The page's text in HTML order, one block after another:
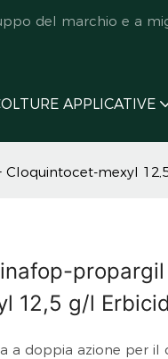
del marchio e a
APPLICATIVE
mexyl
12,5 g/l
a doppia azione per